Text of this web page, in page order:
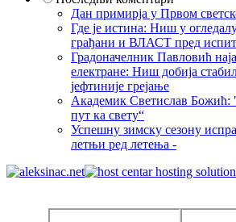
Дан примирја у Првом
Где је истина: Ниш у
грађани и ВЛАСТ пред
Градоначелник Павловић
електране: Ниш добија
јефтиније грејање
Академик Светислав
пут ка свету“
Успешну зимску сезону
летњи ред летења -